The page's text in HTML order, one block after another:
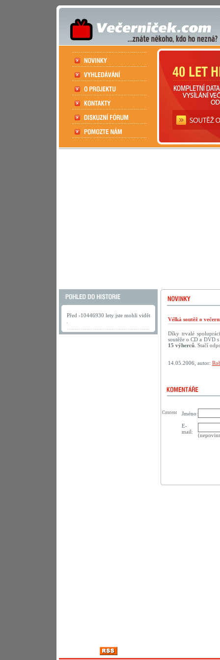
Před -10446930 lety jste mohli vidět
Vélká soutěž o
Díky trvalé
soutěže o CD a DVD
15 výherců. Stačí
14.05.2006, autor:
Jméno:
E-
mail:
Content